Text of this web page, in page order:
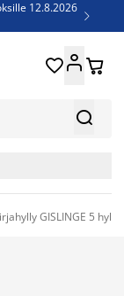
12.8.2026


 
GISLINGE 5